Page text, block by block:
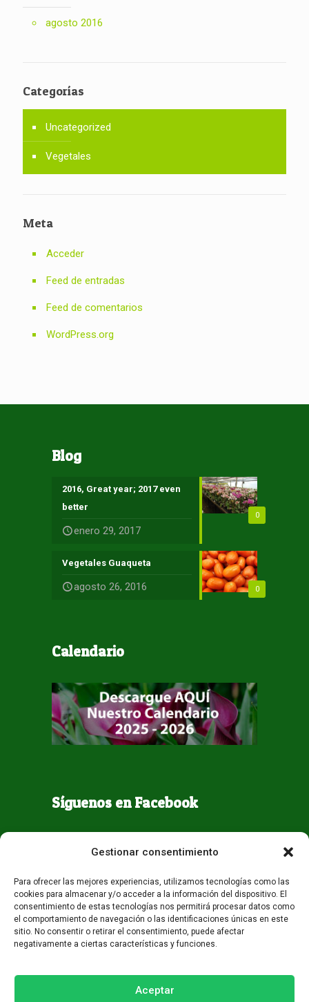
Gestionar consentimiento
Para ofrecer las mejores experiencias, utilizamos tecnologías como las
cookies para almacenar y/o acceder a la información del dispositivo. El
consentimiento de estas tecnologías nos permitirá procesar datos como
el comportamiento de navegación o las identificaciones únicas en este
sitio. No consentir o retirar el consentimiento, puede afectar
negativamente a ciertas características y funciones.
Aceptar
agosto 2016
Categorías
Uncategorized
Vegetales
Meta
Acceder
Feed de entradas
Feed de comentarios
WordPress.org
Blog
0
2016, Great year; 2017 even
better
enero 29, 2017
0
Vegetales Guaqueta
agosto 26, 2016
Calendario
Síguenos en Facebook
Todos los derechos reservados - Guaqueta USA 2026